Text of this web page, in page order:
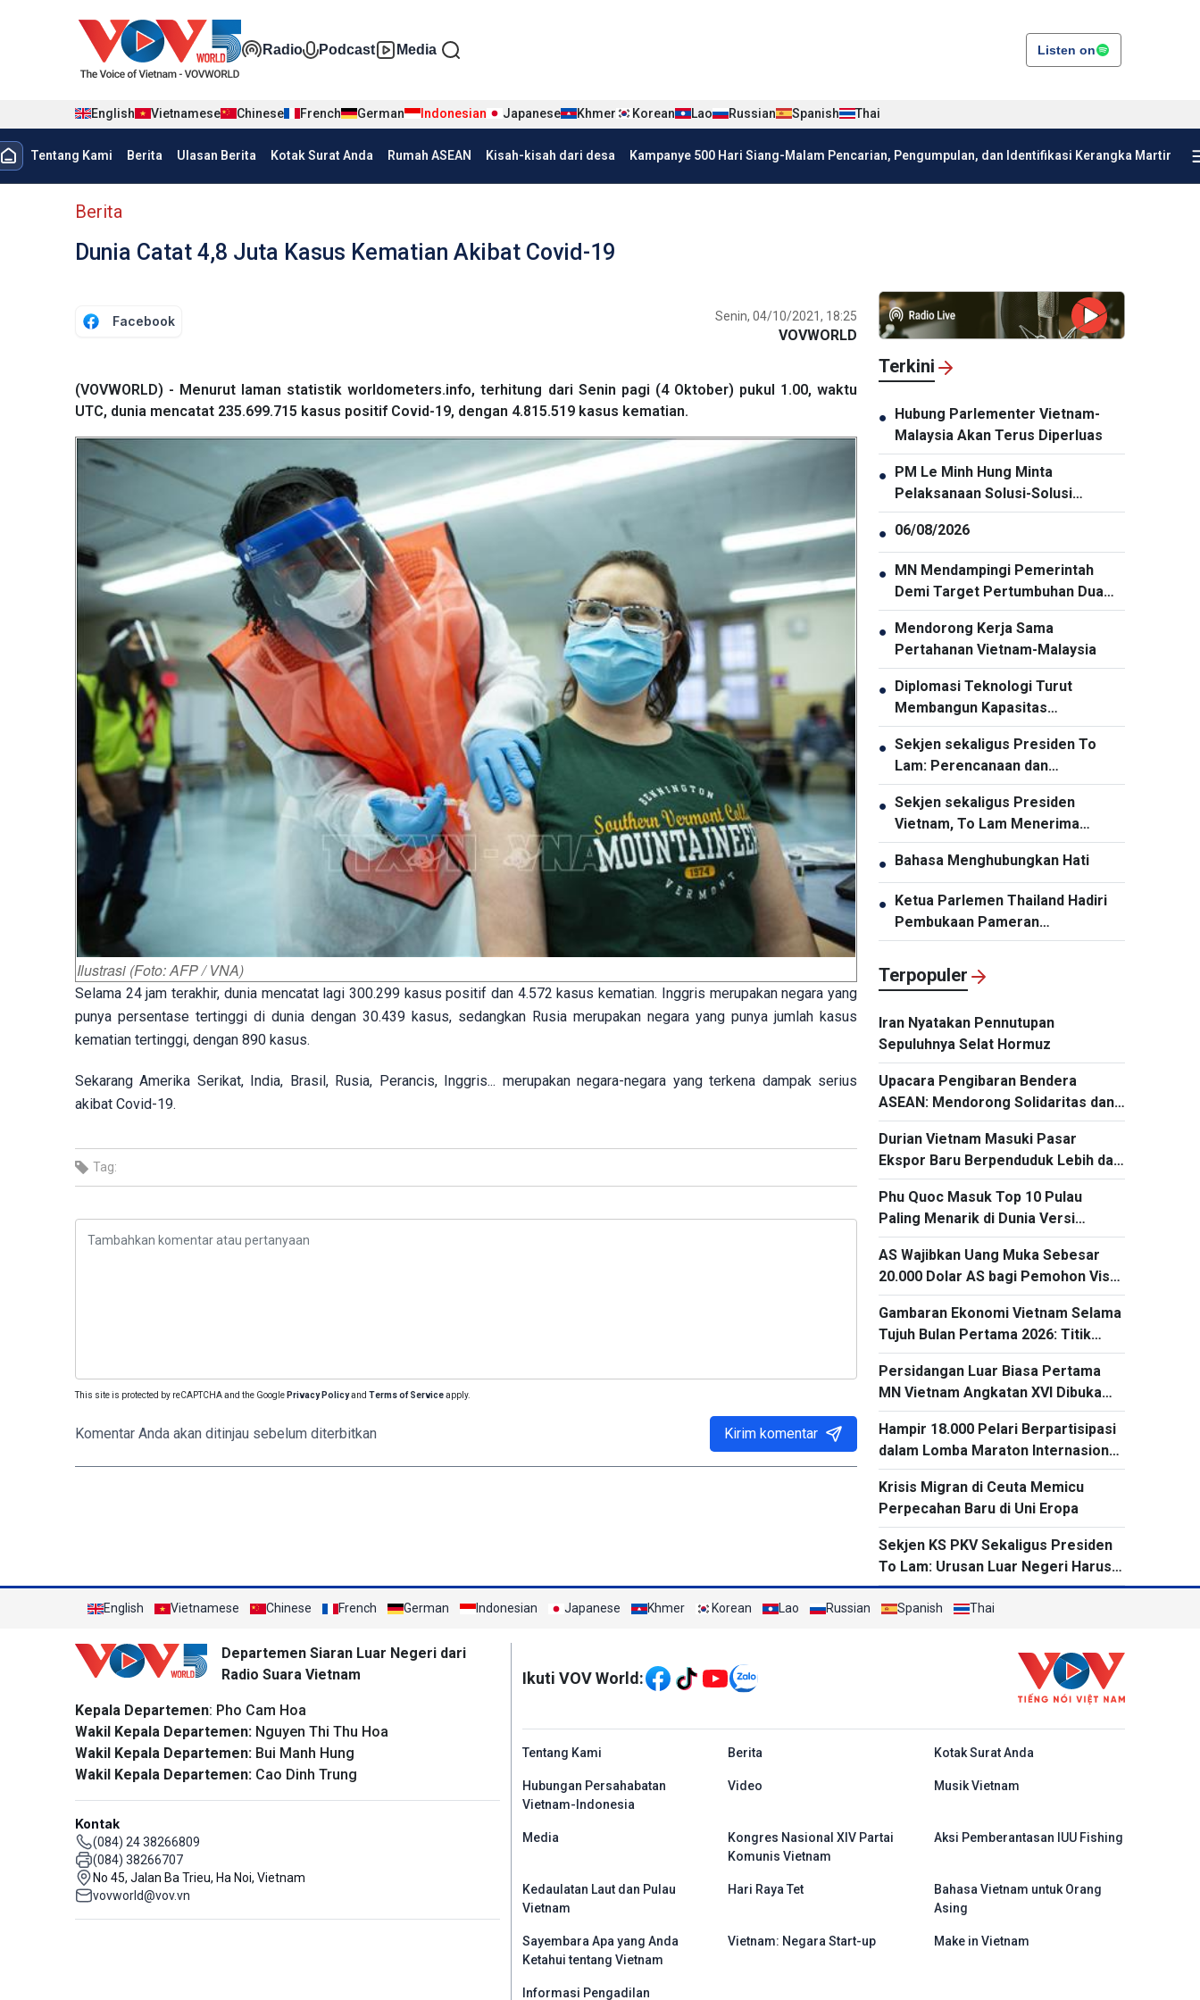
Đa phương tiện tiếng Indo
Radio Podcast Media Listen on
English Vietnamese Chinese French German Indonesian Japanese Khmer Korean Lao Russian Spanish Thai
menu trang chủ tiếng Indo
Tentang Kami Berita Ulasan Berita Kotak Surat Anda Rumah ASEAN Kisah-kisah dari desa Kampanye 500 Hari Siang-Malam Pencarian, Pengumpulan, dan Identifikasi Kerangka Martir
menu phụ tiếng Indo
Berita
Dunia Catat 4,8 Juta Kasus Kematian Akibat Covid-19
Facebook Senin, 04/10/2021, 18:25
VOVWORLD
(VOVWORLD) - Menurut laman statistik worldometers.info, terhitung dari Senin pagi (4 Oktober) pukul 1.00, waktu
UTC, dunia mencatat 235.699.715 kasus positif Covid-19, dengan 4.815.519 kasus kematian.
Ilustrasi (Foto: AFP / VNA)
Selama 24 jam terakhir, dunia mencatat lagi 300.299 kasus positif dan 4.572 kasus kematian. Inggris merupakan negara yang
punya persentase tertinggi di dunia dengan 30.439 kasus, sedangkan Rusia merupakan negara yang punya jumlah kasus
kematian tertinggi, dengan 890 kasus.
Sekarang Amerika Serikat, India, Brasil, Rusia, Perancis, Inggris... merupakan negara-negara yang terkena dampak serius
akibat Covid-19.
Tag:
This site is protected by reCAPTCHA and the Google Privacy Policyand Terms of Serviceapply.
Komentar Anda akan ditinjau sebelum diterbitkan Kirim komentar
Terkini
● Hubung Parlementer Vietnam-
Malaysia Akan Terus Diperluas
● PM Le Minh Hung Minta
Pelaksanaan Solusi-Solusi
Penjaminan Keamanan Siber
Secara Menyeluruh dan Sinkron
● 06/08/2026
● MN Mendampingi Pemerintah
Demi Target Pertumbuhan Dua
Digit
● Mendorong Kerja Sama
Pertahanan Vietnam-Malaysia
● Diplomasi Teknologi Turut
Membangun Kapasitas
Pembangunan Nasional
● Sekjen sekaligus Presiden To
Lam: Perencanaan dan
Penyelenggaraan Pengembangan
Infrastruktur Harus Diperbarui
● Sekjen sekaligus Presiden
Vietnam, To Lam Menerima
Panglima Komando Pasifik AS,
Samuel Paparo
● Bahasa Menghubungkan Hati
● Ketua Parlemen Thailand Hadiri
Pembukaan Pameran
“Memperingati HUT ke-50
Hubungan Diplomatik Vietnam-
Thailand”
Terpopuler
Iran Nyatakan Pennutupan
Sepuluhnya Selat Hormuz
Upacara Pengibaran Bendera
ASEAN: Mendorong Solidaritas dan
Kerja Sama demi Masa Depan
Kawasan
Durian Vietnam Masuki Pasar
Ekspor Baru Berpenduduk Lebih dari
Satu Miliar Jiwa
Phu Quoc Masuk Top 10 Pulau
Paling Menarik di Dunia Versi
Expedia1
AS Wajibkan Uang Muka Sebesar
20.000 Dolar AS bagi Pemohon Visa
dari 50 Negara
Gambaran Ekonomi Vietnam Selama
Tujuh Bulan Pertama 2026: Titik
Cerah dari kegiatan Ekspor dan
Impor
Persidangan Luar Biasa Pertama
MN Vietnam Angkatan XVI Dibuka
pada 3 Agustus
Hampir 18.000 Pelari Berpartisipasi
dalam Lomba Maraton Internasional
Warisan Ha Long 2026
Krisis Migran di Ceuta Memicu
Perpecahan Baru di Uni Eropa
Sekjen KS PKV Sekaligus Presiden
To Lam: Urusan Luar Negeri Harus
Mengubah Kerangka Kerja Sama
Menjadi Proyek-Proyek Konkret dan
Substansial sebagai Tolok Ukur
English Vietnamese Chinese French German Indonesian Japanese Khmer Korean Lao Russian Spanish Thai
Departemen Siaran Luar Negeri dari
Radio Suara Vietnam
Kepala Departemen: Pho Cam Hoa
Wakil Kepala Departemen: Nguyen Thi Thu Hoa
Wakil Kepala Departemen: Bui Manh Hung
Wakil Kepala Departemen: Cao Dinh Trung
Kontak
(084) 24 38266809
(084) 38266707
No 45, Jalan Ba Trieu, Ha Noi, Vietnam
vovworld@vov.vn
Mạng xã hội
Ikuti VOV World:
menu footer tiếng Indo
Tentang Kami Berita Kotak Surat Anda
Hubungan Persahabatan
Vietnam-Indonesia
Video Musik Vietnam
Media
Kongres Nasional XIV Partai
Komunis Vietnam
Aksi Pemberantasan IUU Fishing
Kedaulatan Laut dan Pulau
Vietnam
Hari Raya Tet
Bahasa Vietnam untuk Orang
Asing
Sayembara Apa yang Anda
Ketahui tentang Vietnam
Vietnam: Negara Start-up Make in Vietnam
Informasi Pengadilan